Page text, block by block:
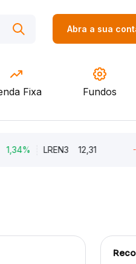
Abra a sua
Fixa Fundos
1,34% LREN3 12,31 -